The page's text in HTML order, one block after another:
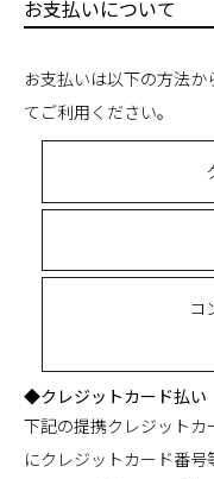
お支払いについて
お支払いは以下の方法
てご利用ください。
コ
◆クレジットカード払い
下記の提携クレジット
にクレジットカード番号